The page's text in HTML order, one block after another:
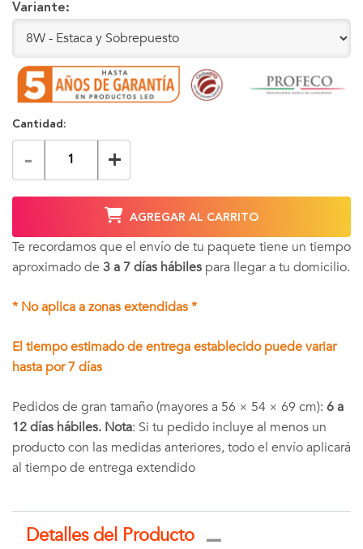
Variante:
Cantidad:
- +
AGREGAR AL CARRITO
Te recordamos que el envío de tu paquete tiene un tiempo
aproximado de 3 a 7 días hábiles para llegar a tu domicilio.
* No aplica a zonas extendidas *
El tiempo estimado de entrega establecido puede variar
hasta por 7 días
Pedidos de gran tamaño (mayores a 56 × 54 × 69 cm): 6 a
12 días hábiles. Nota: Si tu pedido incluye al menos un
producto con las medidas anteriores, todo el envío aplicará
al tiempo de entrega extendido
Detalles del Producto